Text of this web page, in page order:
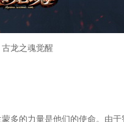
古龙之魂觉醒
多的力量是他们的使命。由